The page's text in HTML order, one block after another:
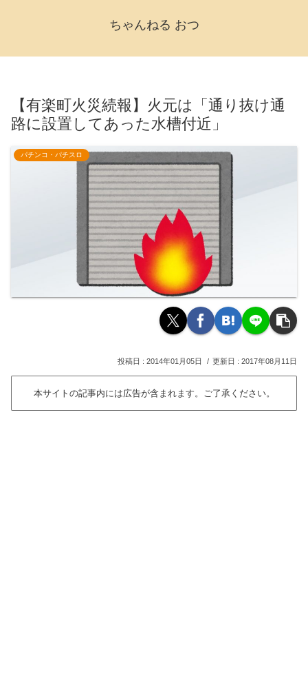
ちゃんねる おつ
【有楽町火災続報】火元は「通り抜け通
路に設置してあった水槽付近」
パチンコ・パチスロ
2014年01月05日 2017年08月11日
本サイトの記事内には広告が含まれます。ご了承ください。